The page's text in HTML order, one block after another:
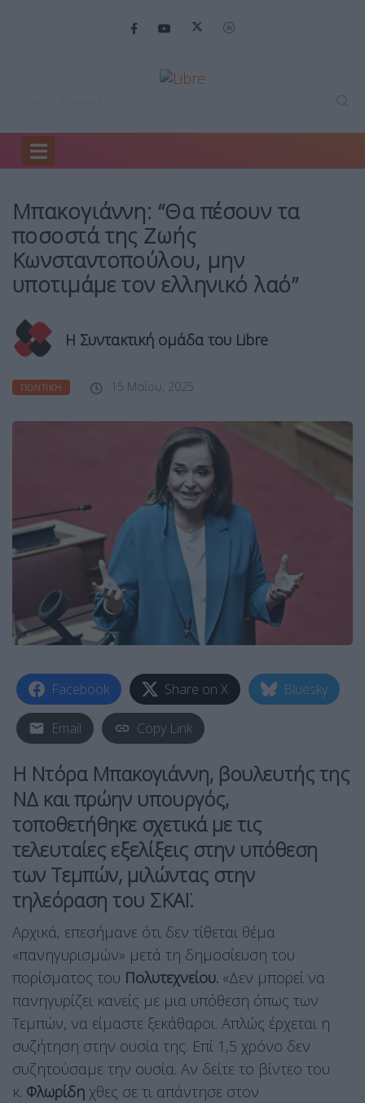
Home
Μπακογιάννη: “Θα πέσουν τα
ποσοστά της Ζωής
Κωνσταντοπούλου, μην
υποτιμάμε τον ελληνικό λαό”
Η Συντακτική ομάδα του Libre
ΠΟΛΙΤΙΚΉ 15 Μαΐου, 2025
Facebook Share on X Bluesky
Email Copy Link
Η Ντόρα Μπακογιάννη, βουλευτής της
ΝΔ και πρώην υπουργός,
τοποθετήθηκε σχετικά με τις
τελευταίες εξελίξεις στην υπόθεση
των Τεμπών, μιλώντας στην
τηλεόραση του ΣΚΑΪ.
Αρχικά, επεσήμανε ότι δεν τίθεται θέμα
«πανηγυρισμών» μετά τη δημοσίευση του
πορίσματος του Πολυτεχνείου. «Δεν μπορεί να
πανηγυρίζει κανείς με μια υπόθεση όπως των
Τεμπών, να είμαστε ξεκάθαροι. Απλώς έρχεται η
συζήτηση στην ουσία της. Επί 1,5 χρόνο δεν
συζητούσαμε την ουσία. Αν δείτε το βίντεο του
κ. Φλωρίδη χθες σε τι απάντησε στον